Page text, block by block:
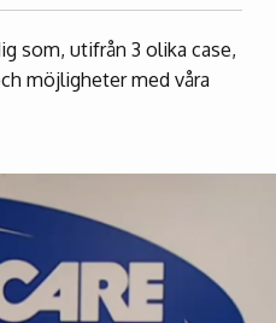
som, utifrån 3 olika case,
möjligheter med våra